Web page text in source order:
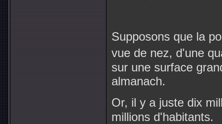
Supposons que la
vue de nez, d'une
sur une surface
almanach.
Or, il y a juste dix
millions d'habitants.